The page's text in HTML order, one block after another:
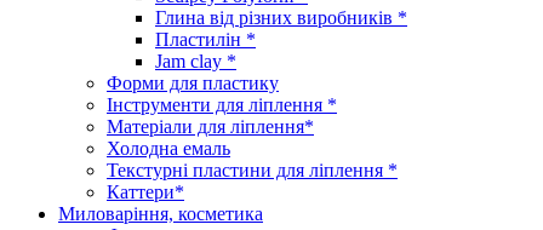
Глина від різних виробників *
Пластилін *
Jam clay *
Форми для пластику
Інструменти для ліплення *
Матеріали для ліплення*
Холодна емаль
Текстурні пластини для ліплення *
Каттери*
Миловаріння, косметика